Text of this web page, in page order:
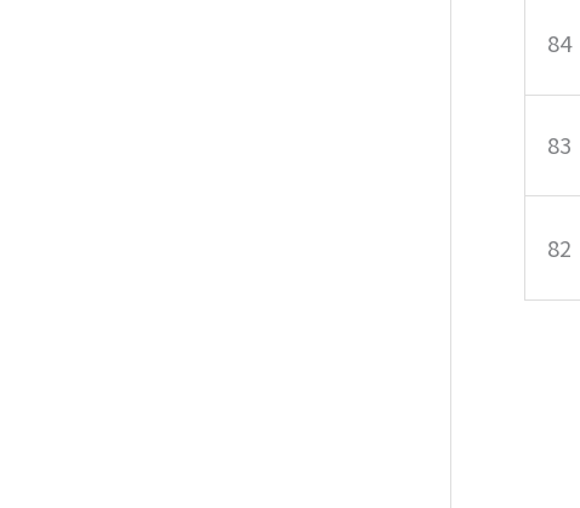
84
83
82